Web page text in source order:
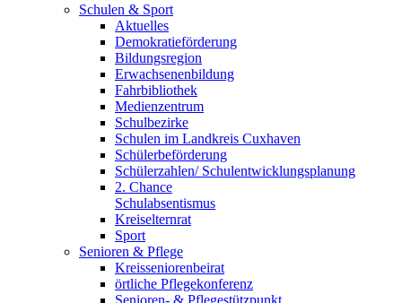
Schulen & Sport
Aktuelles
Demokratieförderung
Bildungsregion
Erwachsenenbildung
Fahrbibliothek
Medienzentrum
Schulbezirke
Schulen im Landkreis Cuxhaven
Schülerbeförderung
Schülerzahlen/ Schulentwicklungsplanung
2. Chance
Schulabsentismus
Kreiselternrat
Sport
Senioren & Pflege
Kreisseniorenbeirat
örtliche Pflegekonferenz
Senioren- & Pflegestützpunkt